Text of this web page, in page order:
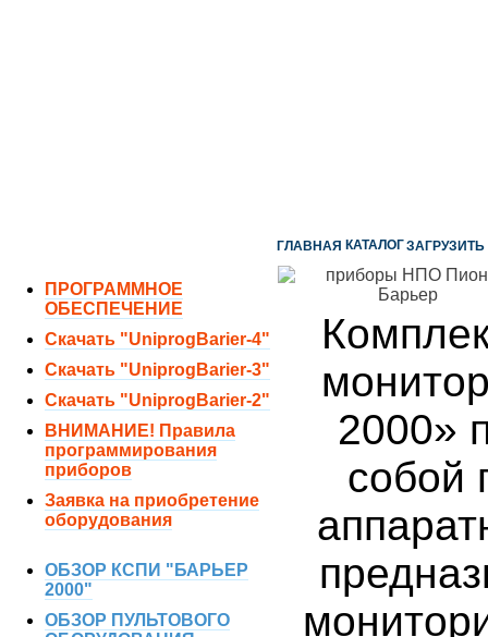
ПРОГРАММНОЕ
ОБЕСПЕЧЕНИЕ
Скачать "UniprogBarier-4"
Скачать "UniprogBarier-3"
Скачать "UniprogBarier-2"
ВНИМАНИЕ! Правила
программирования
приборов
Заявка на приобретение
оборудования
ОБЗОР КСПИ "БАРЬЕР
2000"
ОБЗОР ПУЛЬТОВОГО
ГЛАВНАЯ КАТАЛОГЗАГРУЗИТЬ
2000»
собой